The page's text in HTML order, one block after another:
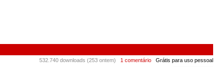
532.740 downloads (253 ontem) 1 comentário Grátis para uso pessoal